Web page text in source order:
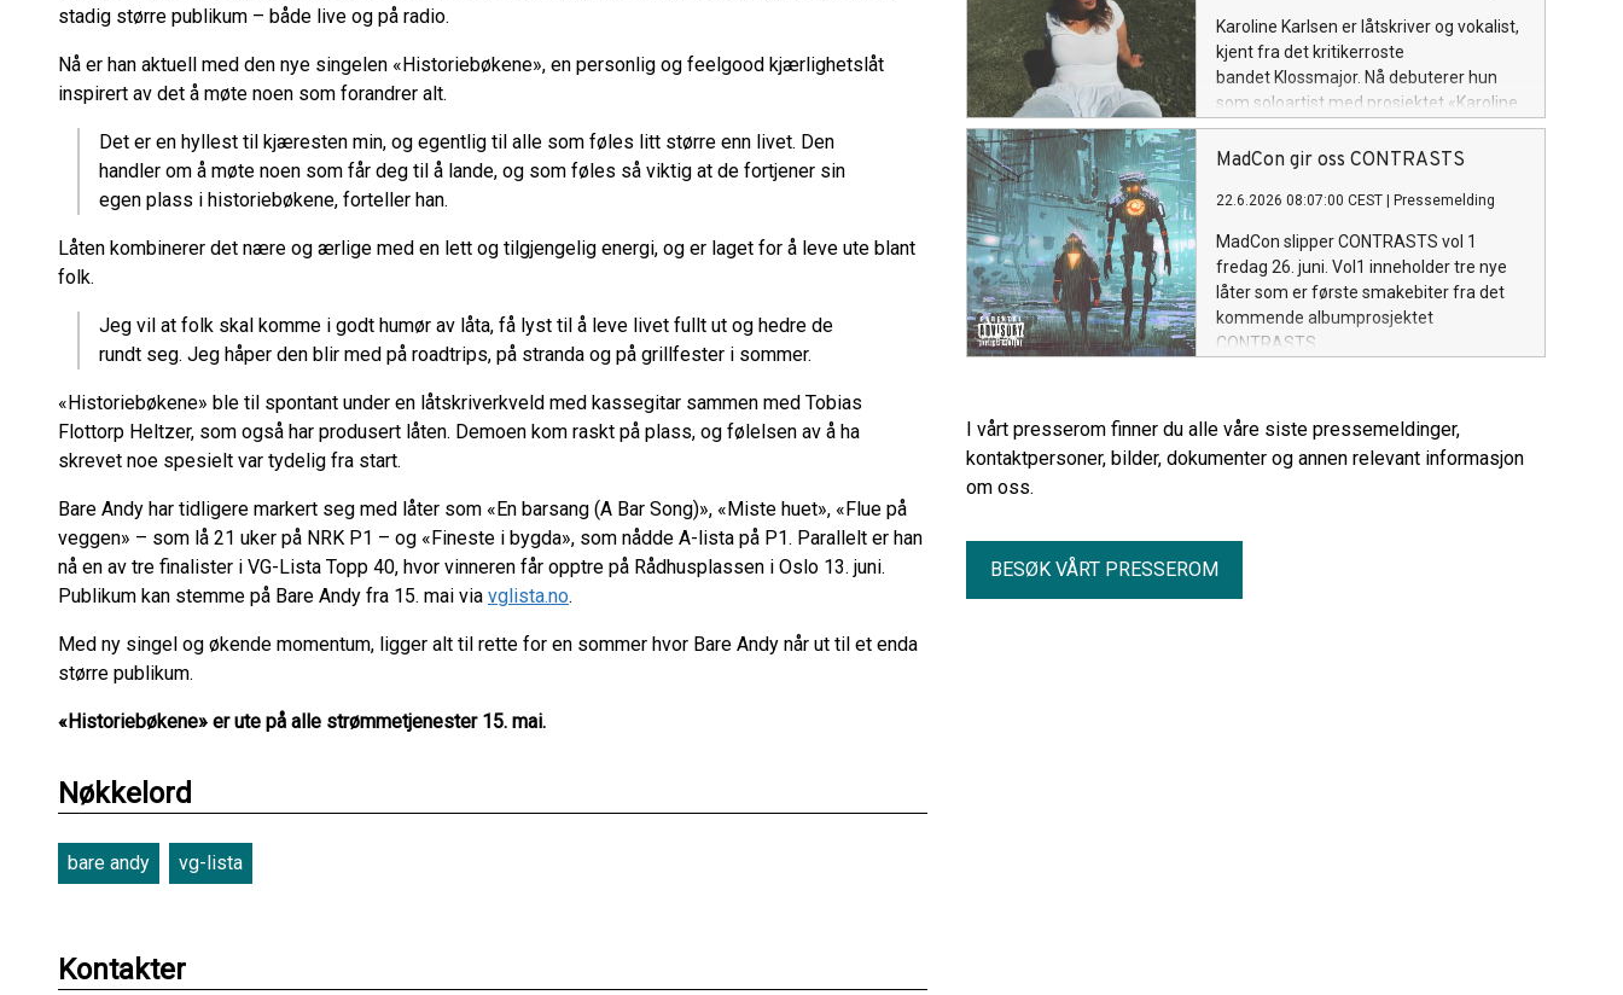
stadig større publikum – både live og på radio.
Nå er han aktuell med den nye singelen «Historiebøkene», en personlig og feelgood kjærlighetslåt
inspirert av det å møte noen som forandrer alt.
Det er en hyllest til kjæresten min, og egentlig til alle som føles litt større enn livet. Den
handler om å møte noen som får deg til å lande, og som føles så viktig at de fortjener sin
egen plass i historiebøkene, forteller han.
Låten kombinerer det nære og ærlige med en lett og tilgjengelig energi, og er laget for å leve ute blant
folk.
Jeg vil at folk skal komme i godt humør av låta, få lyst til å leve livet fullt ut og hedre de
rundt seg. Jeg håper den blir med på roadtrips, på stranda og på grillfester i sommer.
«Historiebøkene» ble til spontant under en låtskriverkveld med kassegitar sammen med Tobias
Flottorp Heltzer, som også har produsert låten. Demoen kom raskt på plass, og følelsen av å ha
skrevet noe spesielt var tydelig fra start.
Bare Andy har tidligere markert seg med låter som «En barsang (A Bar Song)», «Miste huet», «Flue på
veggen» – som lå 21 uker på NRK P1 – og «Fineste i bygda», som nådde A-lista på P1. Parallelt er han
nå en av tre finalister i VG-Lista Topp 40, hvor vinneren får opptre på Rådhusplassen i Oslo 13. juni.
Publikum kan stemme på Bare Andy fra 15. mai via vglista.no.
Med ny singel og økende momentum, ligger alt til rette for en sommer hvor Bare Andy når ut til et enda
større publikum.
«Historiebøkene» er ute på alle strømmetjenester 15. mai.
Nøkkelord
bare andy vg-lista
Kontakter
Karoline Karlsen er låtskriver og vokalist,
kjent fra det kritikerroste
bandet Klossmajor. Nå debuterer hun
som soloartist med prosjektet «Karoline
hele året», hvor hun inviterer lytteren inn
i et personlig og ujålete univers fullt av
fredag 26. Juni!
MadCon gir oss CONTRASTS
22.6.2026 08:07:00 CEST Pressemelding
MadCon slipper CONTRASTS vol 1
fredag 26. juni. Vol1 inneholder tre nye
låter som er første smakebiter fra det
kommende albumprosjektet
CONTRASTS.
I vårt presserom finner du alle våre siste pressemeldinger,
kontaktpersoner, bilder, dokumenter og annen relevant informasjon
om oss.
BESØK VÅRT PRESSEROM